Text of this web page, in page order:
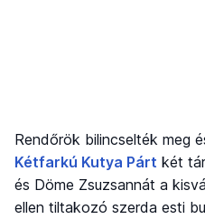
Rendőrök bilincselték meg
Kétfarkú Kutya Párt két
és Döme Zsuzsannát a
ellen tiltakozó szerda esti